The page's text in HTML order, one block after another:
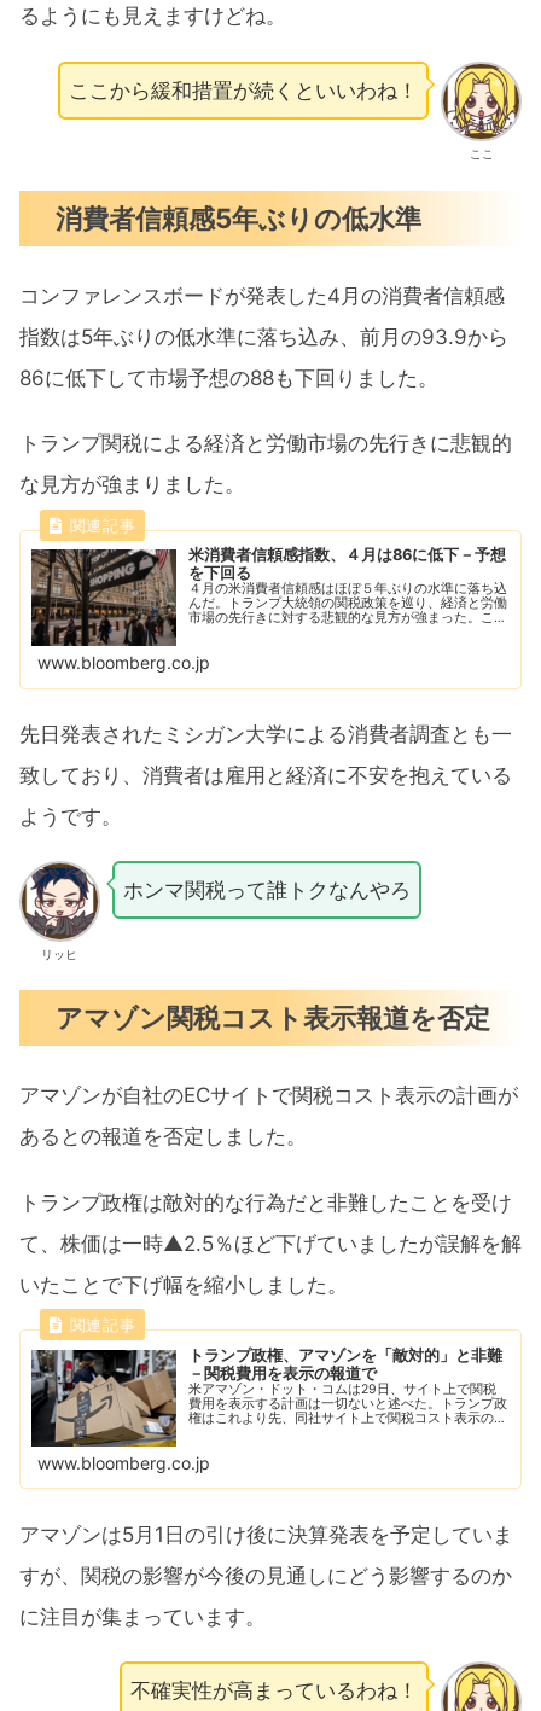
るようにも見えますけどね。
ここ
ここから緩和措置が続くといいわね！
消費者信頼感5年ぶりの低水準
コンファレンスボードが発表した4月の消費者信頼感
指数は5年ぶりの低水準に落ち込み、前月の93.9から
86に低下して市場予想の88も下回りました。
トランプ関税による経済と労働市場の先行きに悲観的
な見方が強まりました。
米消費者信頼感指数、４月は86に低下－予想
を下回る
４月の米消費者信頼感はほぼ５年ぶりの水準に落ち込
んだ。トランプ大統領の関税政策を巡り、経済と労働
市場の先行きに対する悲観的な見方が強まった。これ
www.bloomberg.co.jp
先日発表されたミシガン大学による消費者調査とも一
致しており、消費者は雇用と経済に不安を抱えている
ようです。
リッヒ
ホンマ関税って誰トクなんやろ
アマゾン関税コスト表示報道を否定
アマゾンが自社のECサイトで関税コスト表示の計画が
あるとの報道を否定しました。
トランプ政権は敵対的な行為だと非難したことを受け
て、株価は一時▲2.5％ほど下げていましたが誤解を解
いたことで下げ幅を縮小しました。
トランプ政権、アマゾンを「敵対的」と非難
－関税費用を表示の報道で
米アマゾン・ドット・コムは29日、サイト上で関税
費用を表示する計画は一切ないと述べた。トランプ政
権はこれより先、同社サイト上で関税コスト表示の計
www.bloomberg.co.jp
アマゾンは5月1日の引け後に決算発表を予定していま
すが、関税の影響が今後の見通しにどう影響するのか
に注目が集まっています。
不確実性が高まっているわね！